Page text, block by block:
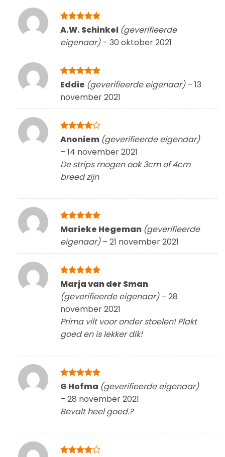
Gewaardeerd
A.W. Schinkel (geverifieerde
eigenaar) – 30 oktober 2021
Gewaardeerd
Eddie (geverifieerde eigenaar) – 13
november 2021
Gewaardeerd
4 uit 5
Anoniem (geverifieerde eigenaar)
– 14 november 2021
De strips mogen ook 3cm of 4cm
breed zijn
Gewaardeerd
Marieke Hegeman (geverifieerde
eigenaar) – 21 november 2021
Gewaardeerd
5uit 5
Marja van der Sman
(geverifieerde eigenaar) – 28
november 2021
Prima vilt voor onder stoelen! Plakt
goed en is lekker dik!
Gewaardeerd
G Hofma (geverifieerde eigenaar)
– 28 november 2021
Bevalt heel goed.?